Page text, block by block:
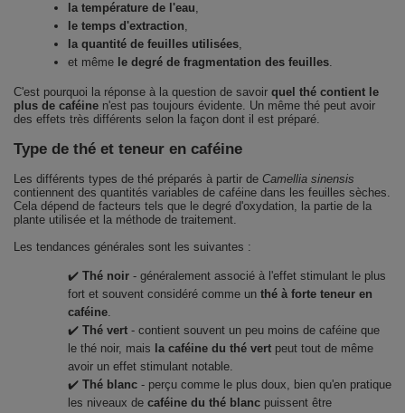
la température de l'eau,
le temps d'extraction,
la quantité de feuilles utilisées,
et même le degré de fragmentation des feuilles.
C'est pourquoi la réponse à la question de savoir quel thé contient le
plus de caféine n'est pas toujours évidente. Un même thé peut avoir
des effets très différents selon la façon dont il est préparé.
Type de thé et teneur en caféine
Les différents types de thé préparés à partir de Camellia sinensis
contiennent des quantités variables de caféine dans les feuilles sèches.
Cela dépend de facteurs tels que le degré d'oxydation, la partie de la
plante utilisée et la méthode de traitement.
Les tendances générales sont les suivantes :
✔️ Thé noir - généralement associé à l'effet stimulant le plus
fort et souvent considéré comme un thé à forte teneur en
caféine.
✔️ Thé vert - contient souvent un peu moins de caféine que
le thé noir, mais la caféine du thé vert peut tout de même
avoir un effet stimulant notable.
✔️ Thé blanc - perçu comme le plus doux, bien qu'en pratique
les niveaux de caféine du thé blanc puissent être